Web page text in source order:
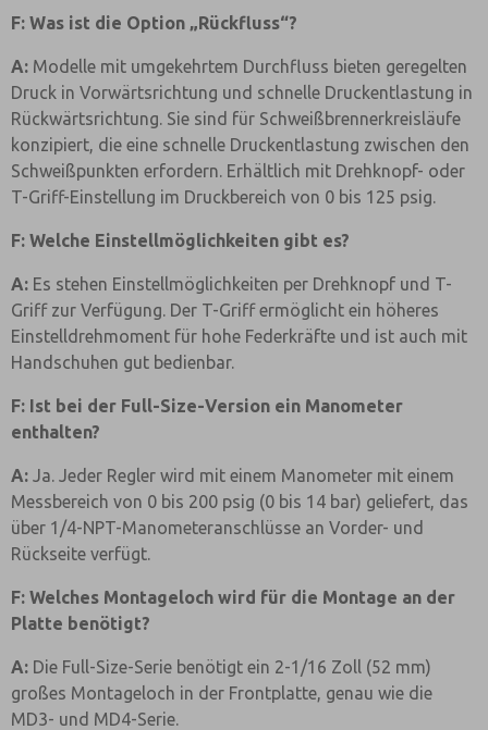
F: Was ist die Option „Rückfluss“?
A: Modelle mit umgekehrtem Durchfluss bieten geregelten
Druck in Vorwärtsrichtung und schnelle Druckentlastung in
Rückwärtsrichtung. Sie sind für Schweißbrennerkreisläufe
konzipiert, die eine schnelle Druckentlastung zwischen den
Schweißpunkten erfordern. Erhältlich mit Drehknopf- oder
T-Griff-Einstellung im Druckbereich von 0 bis 125 psig.
F: Welche Einstellmöglichkeiten gibt es?
A: Es stehen Einstellmöglichkeiten per Drehknopf und T-
Griff zur Verfügung. Der T-Griff ermöglicht ein höheres
Einstelldrehmoment für hohe Federkräfte und ist auch mit
Handschuhen gut bedienbar.
F: Ist bei der Full-Size-Version ein Manometer
enthalten?
A: Ja. Jeder Regler wird mit einem Manometer mit einem
Messbereich von 0 bis 200 psig (0 bis 14 bar) geliefert, das
über 1/4-NPT-Manometeranschlüsse an Vorder- und
Rückseite verfügt.
F: Welches Montageloch wird für die Montage an der
Platte benötigt?
A: Die Full-Size-Serie benötigt ein 2-1/16 Zoll (52 mm)
großes Montageloch in der Frontplatte, genau wie die
MD3- und MD4-Serie.